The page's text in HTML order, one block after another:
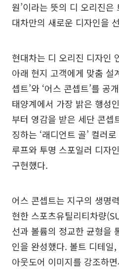
원’이라는 뜻의 디 오리진
대차만의 새로운 디자인을
현대차는 디 오리진 디자인
아래 현지 고객에게 맞춤 설
셉트’와 ‘어스 콘셉트’를 공
태양계에서 가장 밝은 행성
부터 영감을 받은 세단 콘셉
징하는 ‘래디언트 골’ 컬러
루프와 투명 스포일러 디자
구현했다.
어스 콘셉트는 지구의 생명
현한 스포츠유틸리티차량
선과 볼륨의 정교한 균형을
인을 완성했다. 볼트 디테일
아웃도어 이미지를 강조하